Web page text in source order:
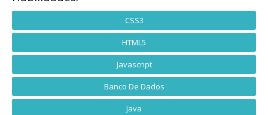
CSS3
HTML5
Javascript
Banco De Dados
Java